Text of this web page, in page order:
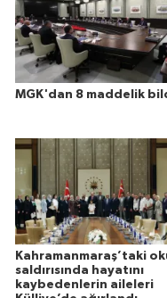
MGK'dan 8 maddelik
Kahramanmaraş’taki
saldırısında hayatını
kaybedenlerin aileleri